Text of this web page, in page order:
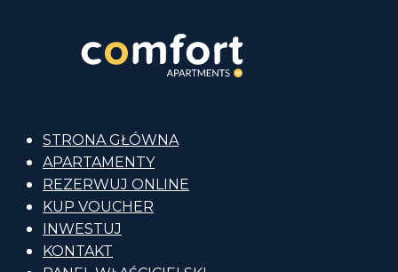
STRONA GŁÓWNA
APARTAMENTY
REZERWUJ ONLINE
KUP VOUCHER
INWESTUJ
KONTAKT